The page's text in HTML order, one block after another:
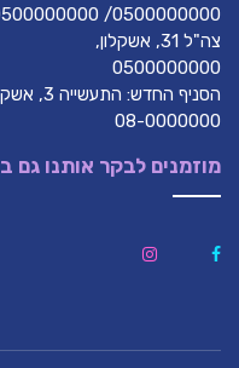
0500000000/ 0500000000
צה"ל 31, אשקלון,
0500000000
הסניף החדש: התעשייה 3, אשקלון (צמוד לבית הסוהר),
08-0000000
מוזמנים לבקר אותנו גם ב